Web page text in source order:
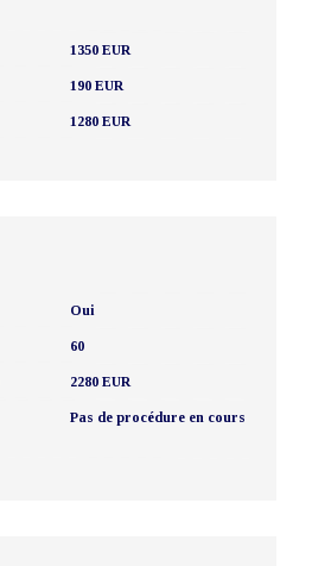
1350 EUR
190 EUR
1280 EUR
Oui
60
2280 EUR
Pas de procédure en cours